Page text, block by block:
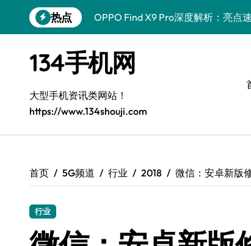
到
热点
OPPO Find X9 Pro深度解析：亮点
真我GT8 Pro售后揭秘：新机特色+
vivo S50 Pro mini来袭！小屏旗舰
REDMI K90深度揭秘！售后员带你
三星W26新资讯来袭！售后员带您
iPhone 17e性能配置大揭秘，售后
荣耀WIN资讯速递，手机管家助您
134手机网
大型手机资讯类网站！
https://www.134shouji.com
首页 5G频道 行业 2018 微信：安卓新版
行业